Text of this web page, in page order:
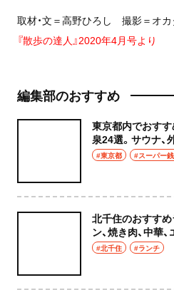
取材・文＝高野ひろし 撮影＝オカ
『散歩の達人』2020年4月号より
編集部のおすすめ
東京都内でおす
泉24選。サウナ、
癒やし空間へ
#東京都 #スーパー
北千住のおすす
ン、焼き肉、中華
な店もおしゃれな
#北千住 #ランチ